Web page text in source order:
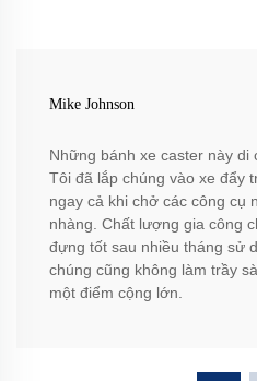
Mike Johnson
Những bánh xe caster này
Tôi đã lắp chúng vào xe đẩy
ngay cả khi chở các công cụ
nhàng. Chất lượng gia công
đựng tốt sau nhiều tháng sử
chúng cũng không làm trầy
một điểm cộng lớn.